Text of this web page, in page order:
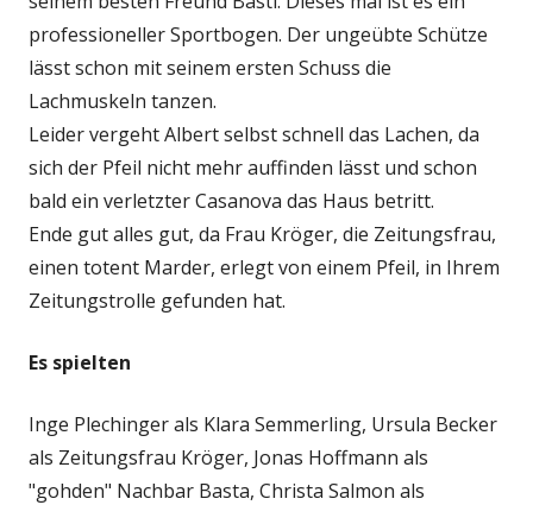
professioneller Sportbogen. Der ungeübte Schütze
lässt schon mit seinem ersten Schuss die
Lachmuskeln tanzen.
Leider vergeht Albert selbst schnell das Lachen, da
sich der Pfeil nicht mehr auffinden lässt und schon
bald ein verletzter Casanova das Haus betritt.
Ende gut alles gut, da Frau Kröger, die Zeitungsfrau,
einen totent Marder, erlegt von einem Pfeil, in Ihrem
Zeitungstrolle gefunden hat.
Es spielten
Inge Plechinger als Klara Semmerling, Ursula Becker
als Zeitungsfrau Kröger, Jonas Hoffmann als
"gohden" Nachbar Basta, Christa Salmon als